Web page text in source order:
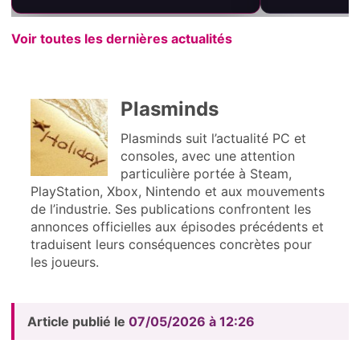
Voir toutes les dernières actualités
Plasminds
Plasminds suit l’actualité PC et
consoles, avec une attention
particulière portée à Steam,
PlayStation, Xbox, Nintendo et aux mouvements
de l’industrie. Ses publications confrontent les
annonces officielles aux épisodes précédents et
traduisent leurs conséquences concrètes pour
les joueurs.
Article publié le 07/05/2026 à 12:26